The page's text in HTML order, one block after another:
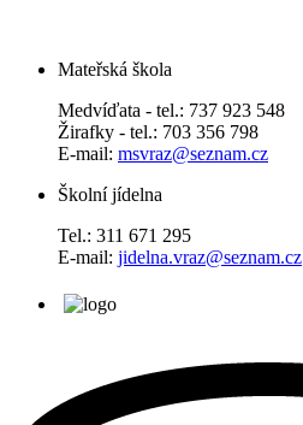
Mateřská škola
Medvíďata - tel.: 737 923 548
Žirafky - tel.: 703 356 798
E-mail: msvraz@seznam.cz
Školní jídelna
Tel.: 311 671 295
E-mail: jidelna.vraz@seznam.cz